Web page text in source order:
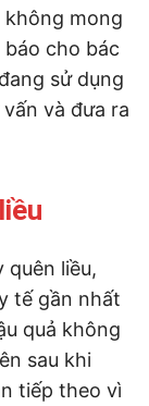
không mong
cho bác
sử dụng
và đưa ra
quên liều,
tế gần nhất
quả không
sau khi
tiếp theo vì